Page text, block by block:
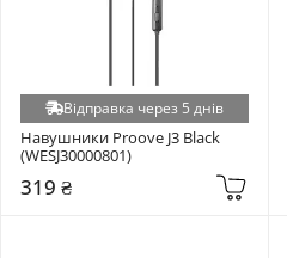
Відправка через 5 днів
Навушники Proove J3 Black
(WESJ30000801)
319 ₴